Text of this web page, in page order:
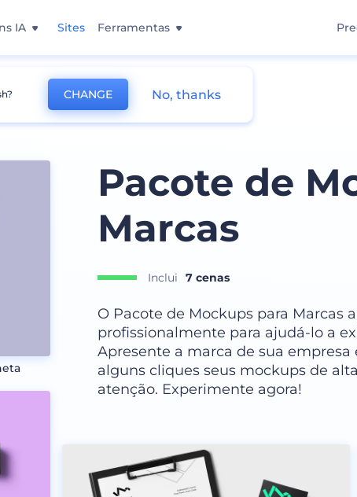
IA Sites Ferramentas
Pacote de
Marcas
Inclui 7 cenas
O Pacote de Mockups para Marcas
profissionalmente para ajudá-lo a
Apresente a marca de sua
alguns cliques seus mockups de
atenção. Experimente agora!
CHANGE No, thanks